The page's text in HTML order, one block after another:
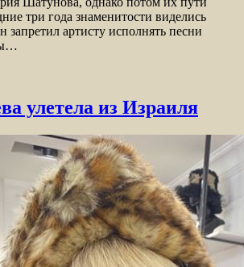
три года знаменитости виделись
запретил артисту исполнять песни
улетела из Израиля